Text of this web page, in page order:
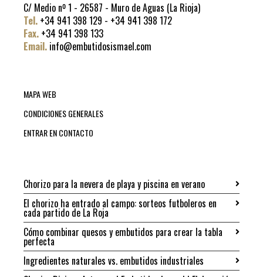
C/ Medio nº 1 - 26587 - Muro de Aguas (La Rioja)
Tel. +34 941 398 129 - +34 941 398 172
Fax. +34 941 398 133
Email. info@embutidosismael.com
MAPA WEB
CONDICIONES GENERALES
ENTRAR EN CONTACTO
Chorizo para la nevera de playa y piscina en verano
El chorizo ha entrado al campo: sorteos futboleros en
cada partido de La Roja
Cómo combinar quesos y embutidos para crear la tabla
perfecta
Ingredientes naturales vs. embutidos industriales